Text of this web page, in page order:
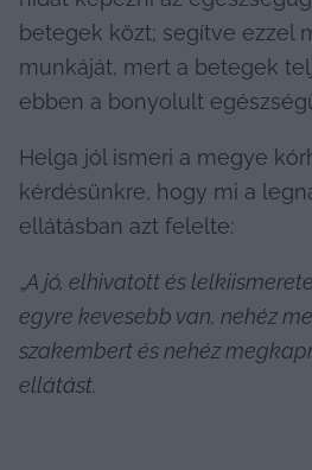
betegek közt; segítve ezzel
munkáját, mert a betegek
ebben a bonyolult
Helga jól ismeri a megye
kérdésünkre, hogy mi a
ellátásban azt felelte:
„A jó, elhivatott és
egyre kevesebb van, nehéz
szakembert és nehéz
ellátást.